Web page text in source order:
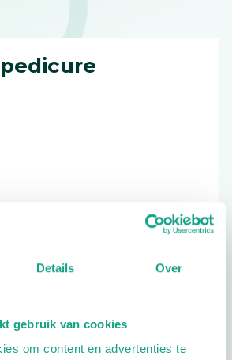
Details Over
gebruik van cookies
om content en advertenties te
Reuma
Geriatrie